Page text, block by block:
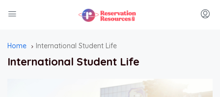
Home International Student Life
International Student Life